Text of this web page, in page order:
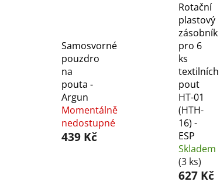
Samosvorné
pouzdro
na
pouta -
Argun
Momentálně
nedostupné
439 Kč
Rotační
plastový
zásobník
pro 6
ks
textilních
pout
HT-01
(HTH-
16) -
ESP
Skladem
(3 ks)
627 Kč